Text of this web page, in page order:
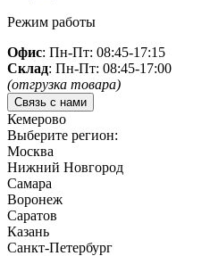
Режим работы
Офис: Пн-Пт: 08:45-17:15
Склад: Пн-Пт: 08:45-17:00
(отгрузка товара)
Связь с нами
Кемерово
Выберите регион:
Москва
Нижний Новгород
Самара
Воронеж
Саратов
Казань
Санкт-Петербург